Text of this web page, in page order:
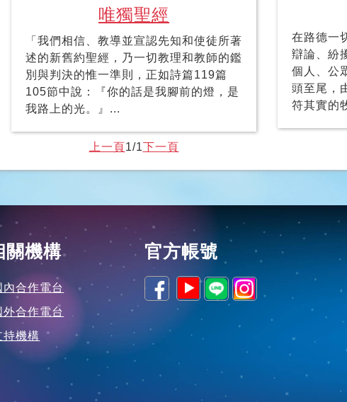
唯獨聖經
「我們相信、教導並宣認先知和使徒所著
述的新舊約聖經，乃一切教理和教師的鑑
別與判決的惟一準則，正如詩篇119篇
105節中說：『你的話是我腳前的燈，是
我路上的光。』...
在路德一
辯論、紛
個人、公
頭至尾，
符其實的
上一頁1/1下一頁
關機構
內合作電台
外合作電台
持機構
官方帳號